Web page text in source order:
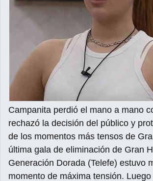
Campanita perdió el mano a mano
rechazó la decisión del público y
de los momentos más tensos de
última gala de eliminación de Gran
Generación Dorada (Telefe) estuvo
momento de máxima tensión. Luego